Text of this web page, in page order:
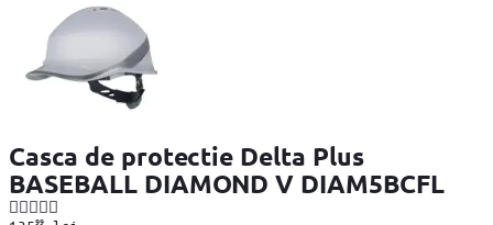
Casca de protectie Delta Plus
BASEBALL DIAMOND V DIAM5BCFL
99